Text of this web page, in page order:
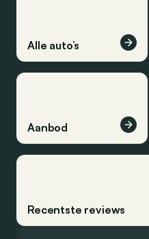
Alle auto’s
Aanbod
Recentste reviews